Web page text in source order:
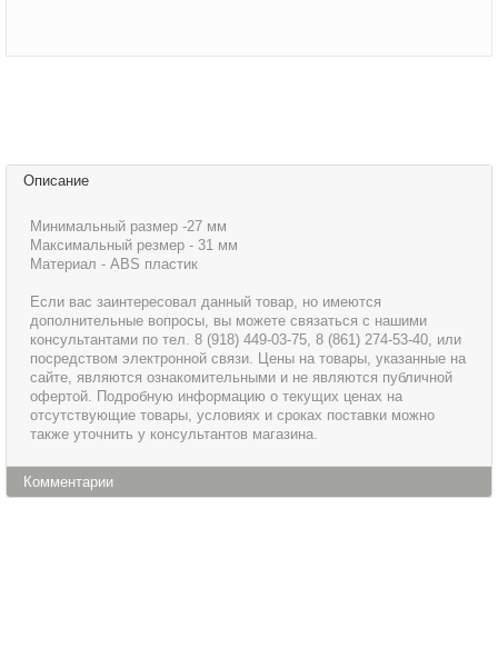
Описание
Минимальный размер -27 мм
Максимальный резмер - 31 мм
Материал - АВS пластик
Если вас заинтересовал данный товар, но имеются
дополнительные вопросы, вы можете связаться с нашими
консультантами по тел. 8 (918) 449-03-75, 8 (861) 274-53-40, или
посредством электронной связи. Цены на товары, указанные на
сайте, являются ознакомительными и не являются публичной
офертой. Подробную информацию о текущих ценах на
отсутствующие товары, условиях и сроках поставки можно
также уточнить у консультантов магазина.
Комментарии